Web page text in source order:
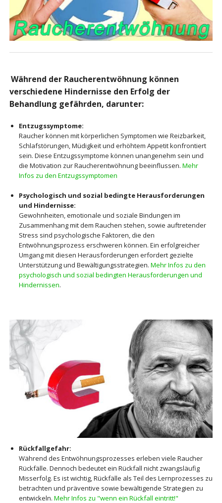
Während der Raucherentwöhnung können
verschiedene Hindernisse den Erfolg der
Behandlung gefährden, darunter:
Entzugssymptome:
Raucher können mit körperlichen Symptomen wie Reizbarkeit,
Schlafstörungen, Müdigkeit und erhöhtem Appetit konfrontiert
sein. Diese Entzugssymptome können unangenehm sein und
die Motivation zur Raucherentwöhnung beeinflussen. Mehr
Infos zu den Entzugssymptomen
Psychologisch und sozial bedingte Herausforderungen
und Hindernisse:
Gewohnheiten, emotionale und soziale Bindungen im
Zusammenhang mit dem Rauchen stehen, sowie auftretender
Stress sind psychologische Faktoren, die den
Entwöhnungsprozess erschweren können. Ein erfolgreicher
Umgang mit diesen Herausforderungen erfordert gezielte
Unterstützung und Bewältigungsstrategien. Mehr Infos zu den
psychologisch und sozial bedingten Herausforderungen und
Hindernissen.
Rückfallgefahr:
Während des Entwöhnungsprozesses erleben viele Raucher
Rückfälle. Dennoch bedeutet ein Rückfall nicht zwangsläufig
Misserfolg. Es ist wichtig, Rückfälle als Teil des Lernprozesses zu
betrachten und präventive sowie bewältigende Strategien zu
entwickeln. Mehr Infos zu "wenn ein Rückfall eintritt!"